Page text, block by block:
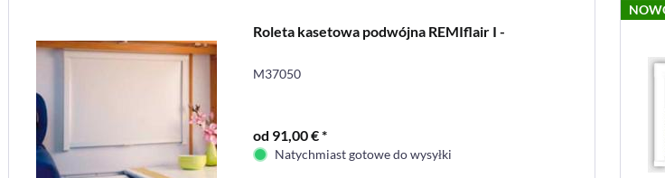
Roleta kasetowa podwójna REMIflair I -
M37050
od 91,00 € *
Natychmiast gotowe do wysyłki